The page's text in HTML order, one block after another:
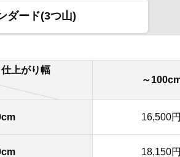
ダード(3つ山)
仕上がり幅
～
16,500円
18,150円